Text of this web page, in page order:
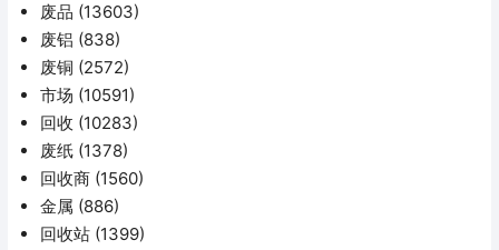
废品 (13603)
废铝 (838)
废铜 (2572)
市场 (10591)
回收 (10283)
废纸 (1378)
回收商 (1560)
金属 (886)
回收站 (1399)